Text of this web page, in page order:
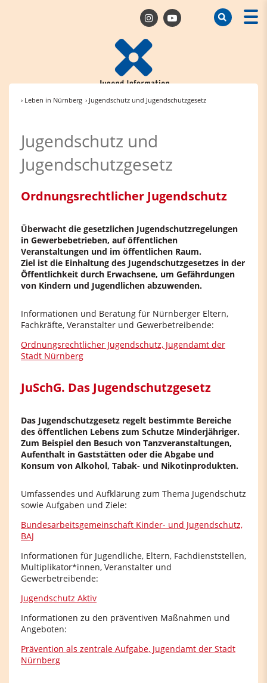
› Leben in Nürnberg › Jugendschutz und Jugendschutzgesetz
Jugendschutz und
Jugendschutzgesetz
Ordnungsrechtlicher Jugendschutz
Überwacht die gesetzlichen Jugendschutzregelungen
in Gewerbebetrieben, auf öffentlichen
Veranstaltungen und im öffentlichen Raum.
Ziel ist die Einhaltung des Jugendschutzgesetzes in der
Öffentlichkeit durch Erwachsene, um Gefährdungen
von Kindern und Jugendlichen abzuwenden.
Informationen und Beratung für Nürnberger Eltern,
Fachkräfte, Veranstalter und Gewerbetreibende:
Ordnungsrechtlicher Jugendschutz, Jugendamt der
Stadt Nürnberg
JuSchG. Das Jugendschutzgesetz
Das Jugendschutzgesetz regelt bestimmte Bereiche
des öffentlichen Lebens zum Schutze Minderjähriger.
Zum Beispiel den Besuch von Tanzveranstaltungen,
Aufenthalt in Gaststätten oder die Abgabe und
Konsum von Alkohol, Tabak- und Nikotinprodukten.
Umfassendes und Aufklärung zum Thema Jugendschutz
sowie Aufgaben und Ziele:
Bundesarbeitsgemeinschaft Kinder- und Jugendschutz,
BAJ
Informationen für Jugendliche, Eltern, Fachdienststellen,
Multiplikator*innen, Veranstalter und
Gewerbetreibende:
Jugendschutz Aktiv
Informationen zu den präventiven Maßnahmen und
Angeboten:
Prävention als zentrale Aufgabe, Jugendamt der Stadt
Nürnberg